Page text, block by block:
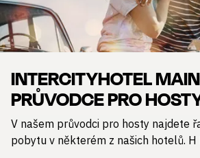
INTERCITYHOTEL
PRŮVODCE PRO
V našem průvodci pro hosty najdete
pobytu v některém z našich hotelů. H